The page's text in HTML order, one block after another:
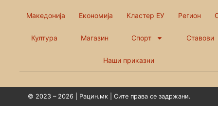
Македонија Економија Кластер ЕУ Регион
Култура Магазин Спорт Ставови
Наши приказни
© 2023 – 2026 | Рацин.мк | Сите права се задржани.